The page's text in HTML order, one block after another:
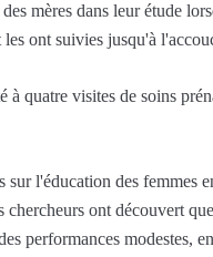
mères dans leur étude
ont suivies jusqu'à
quatre visites de soins
l'éducation des femmes
chercheurs ont découvert
performances modestes,